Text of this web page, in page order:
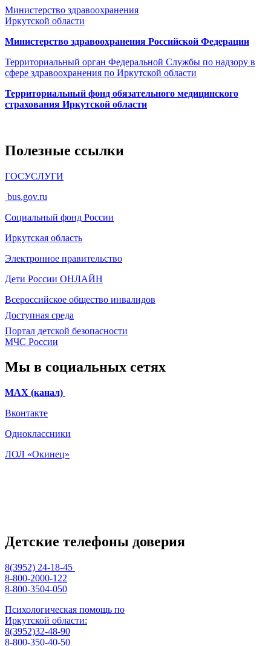
Министерство здравоохранения
Иркутской области
Министерство здравоохранения Росcийской Федерации
Территориальный орган Федеральной Службы по надзору в
сфере здравоохранения по Иркутской области
Территориальный фонд обязательного медицинского
страхования Иркутской области
Полезные ссылки
ГОСУСЛУГИ
bus.gov.ru
Социальный фонд России
Иркутская область
Электронное правительство
Дети России ОНЛАЙН
Всероссийское общество инвалидов
Доступная среда
Портал детской безопасности
МЧС России
Мы в социальных сетях
МАХ (канал)
Вконтакте
Одноклассники
ЛОЛ «Окинец»
Детские телефоны доверия
8(3952) 24-18-45
8-800-2000-122
8-800-3504-050
Психологическая помощь по
Иркутской области:
8(3952)32-48-90
8-800-350-40-50